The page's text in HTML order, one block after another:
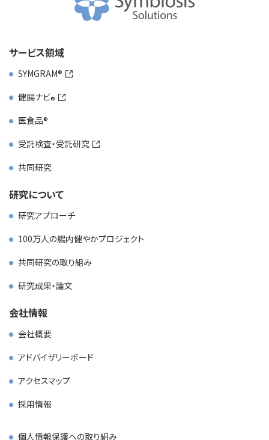
サービス領域
SYMGRAM
健腸ナビ
医食品
受託検査・受託研究
共同研究
研究について
研究アプローチ
100万人の腸内健やかプロジェクト
共同研究の取り組み
研究成果・論文
会社情報
会社概要
アドバイザリーボード
アクセスマップ
採用情報
個人情報保護への取り組み